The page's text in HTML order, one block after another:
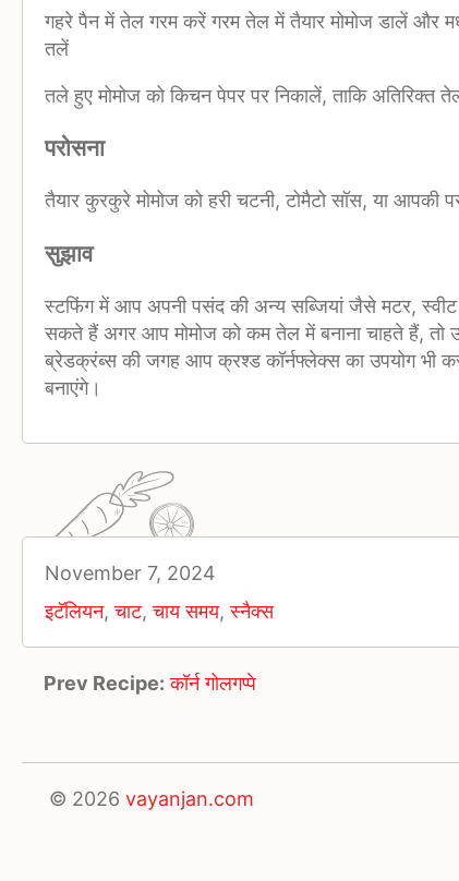
गहरे पैन में तेल गरम करें गरम तेल में तैयार मोमोज डालें
तलें
तले हुए मोमोज को किचन पेपर पर निकालें, ताकि अतिरिक्त
परोसना
तैयार कुरकुरे मोमोज को हरी चटनी, टोमैटो सॉस, या आपकी
सुझाव
स्टफिंग में आप अपनी पसंद की अन्य सब्जियां जैसे मटर, स्वीट
सकते हैं अगर आप मोमोज को कम तेल में बनाना चाहते हैं, तो
ब्रेडक्रंब्स की जगह आप क्रश्ड कॉर्नफ्लेक्स का उपयोग भी
बनाएंगे।
November 7, 2024
इटॅलियन,चाट,चाय समय,स्नैक्स
Prev Recipe: कॉर्न गोलगप्पे
© 2026 vayanjan.com